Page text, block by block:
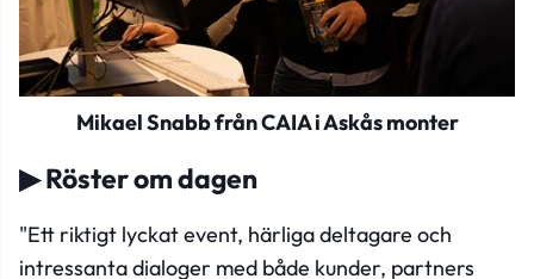
Mikael Snabb från CAIA i Askås monter
▶ Röster om dagen
"Ett riktigt lyckat event, härliga deltagare och
intressanta dialoger med både kunder, partners